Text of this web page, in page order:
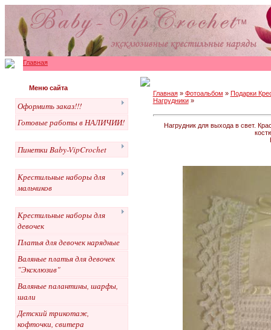
Главная
Меню сайта
Оформить заказ!!!
Готовые работы в НАЛИЧИИ!
Пинетки Baby-VipCrochet
Крестильные наборы для
мальчиков
Крестильные наборы для
девочек
Платья для девочек нарядные
Валяные платья для девочек
"Эксклюзив"
Валяные палантины, шарфы,
шали
Детский трикотаж,
кофточки, свитера
Главная» Фотоальбом » Подарки
Нагрудники»
Нагрудник для выхода в свет.